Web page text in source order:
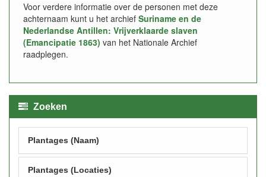
Voor verdere informatie over de personen met deze
achternaam kunt u het archief Suriname en de
Nederlandse Antillen: Vrijverklaarde slaven
(Emancipatie 1863) van het Nationale Archief
raadplegen.
Zoeken
Plantages (Naam)
Plantages (Locaties)